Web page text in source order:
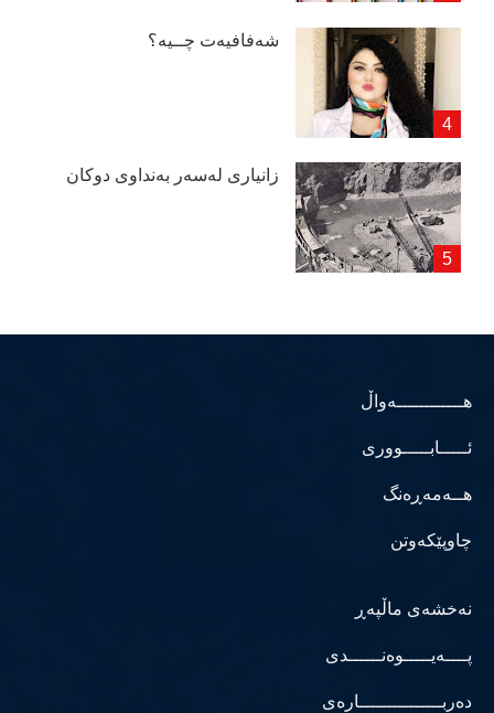
شەفافیەت چــیە؟
زانیاری لەسەر بەنداوی دوكان
هــــــــــــەواڵ
ئـــــابـــــووری
هــەمەڕەنگ
چاوپێکەوتن
نەخشەی ماڵپەڕ
پــــەیـــــوەنــــــدی
دەربـــــــــــــــارەی